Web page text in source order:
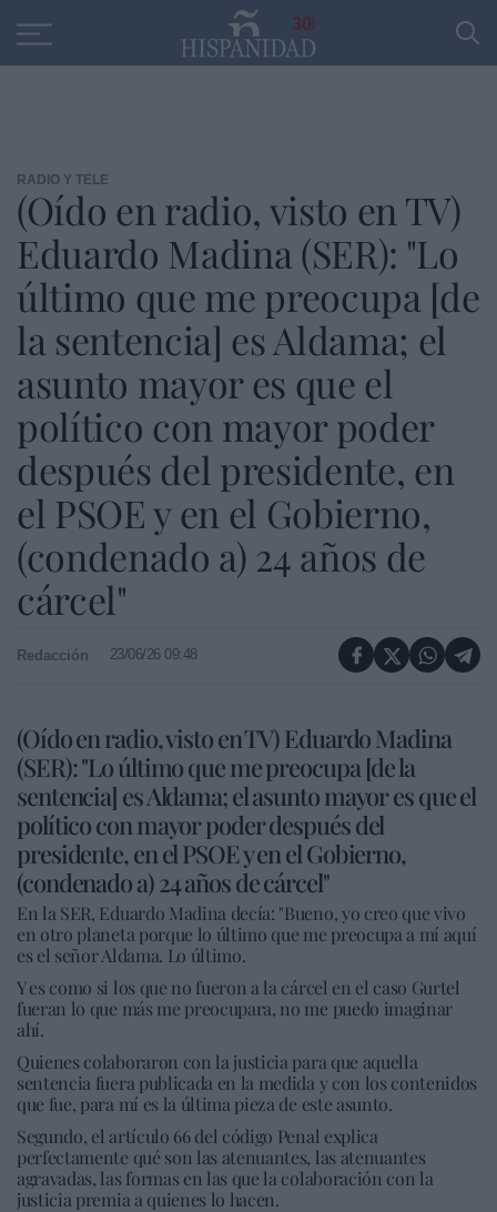
30
RADIO Y TELE
(Oído en radio, visto en TV)
Eduardo Madina (SER): "Lo
último que me preocupa [de
la sentencia] es Aldama; el
asunto mayor es que el
político con mayor poder
después del presidente, en
el PSOE y en el Gobierno,
(condenado a) 24 años de
cárcel"
Redacción 23/06/26 09:48
(Oído en radio, visto en TV) Eduardo Madina
(SER): "Lo último que me preocupa [de la
sentencia] es Aldama; el asunto mayor es que el
político con mayor poder después del
presidente, en el PSOE y en el Gobierno,
(condenado a) 24 años de cárcel"
En la SER, Eduardo Madina decía: "Bueno, yo creo que vivo
en otro planeta porque lo último que me preocupa a mí aquí
es el señor Aldama. Lo último.
Y es como si los que no fueron a la cárcel en el caso Gurtel
fueran lo que más me preocupara, no me puedo imaginar
ahí.
Quienes colaboraron con la justicia para que aquella
sentencia fuera publicada en la medida y con los contenidos
que fue, para mí es la última pieza de este asunto.
Segundo, el artículo 66 del código Penal explica
perfectamente qué son las atenuantes, las atenuantes
agravadas, las formas en las que la colaboración con la
justicia premia a quienes lo hacen.